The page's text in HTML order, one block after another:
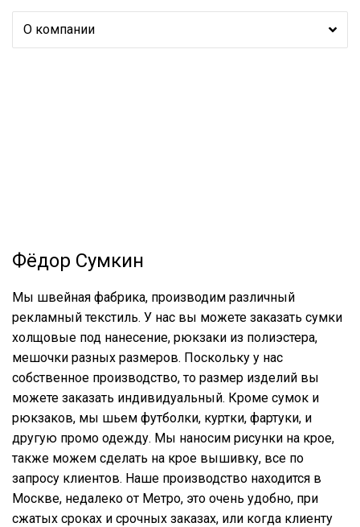
О компании
Фёдор Сумкин
Мы швейная фабрика, производим различный
рекламный текстиль. У нас вы можете заказать сумки
холщовые под нанесение, рюкзаки из полиэстера,
мешочки разных размеров. Поскольку у нас
собственное производство, то размер изделий вы
можете заказать индивидуальный. Кроме сумок и
рюкзаков, мы шьем футболки, куртки, фартуки, и
другую промо одежду. Мы наносим рисунки на крое,
также можем сделать на крое вышивку, все по
запросу клиентов. Наше производство находится в
Москве, недалеко от Метро, это очень удобно, при
сжатых сроках и срочных заказах, или когда клиенту